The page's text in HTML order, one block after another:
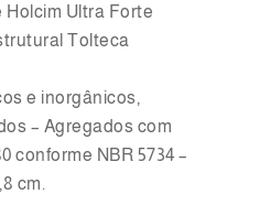
Holcim Ultra Forte
Tolteca
e inorgânicos,
– Agregados com
conforme NBR 5734 –
cm.